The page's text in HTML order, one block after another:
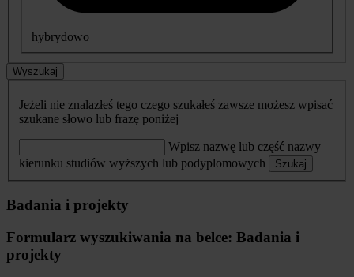
hybrydowo
Wyszukaj
Jeżeli nie znalazłeś tego czego szukałeś zawsze możesz wpisać
szukane słowo lub frazę poniżej
Wpisz nazwę lub część nazwy
kierunku studiów wyższych lub podyplomowych
Szukaj
Badania i projekty
Formularz wyszukiwania na belce: Badania i
projekty